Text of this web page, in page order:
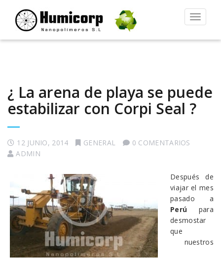
Alternar
¿ La arena de playa se puede
estabilizar con Corpi Seal ?
12 JUNIO, 2014 GENERAL
0 COMENTARIOS
ADMIN
Después de
viajar el mes
pasado a
Perú para
desmostar
que
nuestros